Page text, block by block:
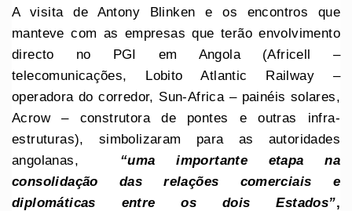
A visita de Antony Blinken e os encontros que
manteve com as empresas que terão envolvimento
directo no PGI em Angola (Africell –
telecomunicações, Lobito Atlantic Railway –
operadora do corredor, Sun-Africa – painéis solares,
Acrow – construtora de pontes e outras infra-
estruturas), simbolizaram para as autoridades
angolanas, “uma importante etapa na
consolidação das relações comerciais e
diplomáticas entre os dois Estados”,